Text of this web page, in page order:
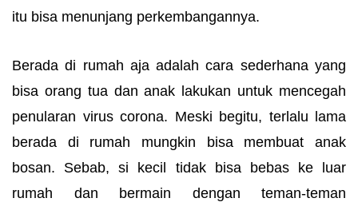
itu bisa menunjang perkembangannya.
Berada di rumah aja adalah cara sederhana yang
bisa orang tua dan anak lakukan untuk mencegah
penularan virus corona. Meski begitu, terlalu lama
berada di rumah mungkin bisa membuat anak
bosan. Sebab, si kecil tidak bisa bebas ke luar
rumah dan bermain dengan teman-teman